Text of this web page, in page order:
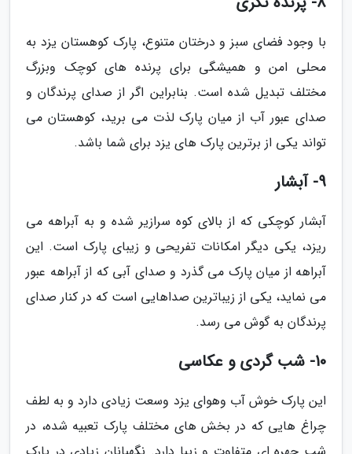
با وجود فضای سبز و درختان متنوع، پارک کوهستان یزد به
محلی امن و همیشگی برای پرنده های کوچک وبزرگ
مختلف تبدیل شده است. بنابراین اگر از صدای پرندگان و
صدای عبور آب از میان پارک لذت می برید، کوهستان می
تواند یکی از برترین پارک های یزد برای شما باشد.
9- آبشار
آبشار کوچکی که از بالای کوه سرازیر شده و به آبراهه می
ریزد، یکی دیگر امکانات تفریحی و زیبای پارک است. این
آبراهه از میان پارک می گذرد و صدای آبی که از آبراهه عبور
می نماید، یکی از زیباترین صداهایی است که در کنار صدای
پرندگان به گوش می رسد.
10- شب گردی و عکاسی
این پارک خوش آب وهوای یزد وسعت زیادی دارد و به لطف
چراغ هایی که در بخش های مختلف پارک تعبیه شده، در